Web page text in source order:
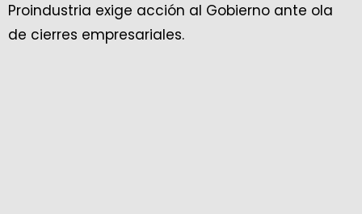
Proindustria exige acción al Gobierno ante ola
de cierres empresariales.